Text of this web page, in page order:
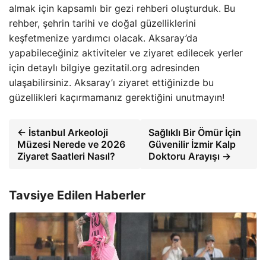
almak için kapsamlı bir gezi rehberi oluşturduk. Bu
rehber, şehrin tarihi ve doğal güzelliklerini
keşfetmenize yardımcı olacak. Aksaray’da
yapabileceğiniz aktiviteler ve ziyaret edilecek yerler
için detaylı bilgiye gezitatil.org adresinden
ulaşabilirsiniz. Aksaray’ı ziyaret ettiğinizde bu
güzellikleri kaçırmamanız gerektiğini unutmayın!
← İstanbul Arkeoloji
Müzesi Nerede ve 2026
Ziyaret Saatleri Nasıl?
Sağlıklı Bir Ömür İçin
Güvenilir İzmir Kalp
Doktoru Arayışı →
Tavsiye Edilen Haberler